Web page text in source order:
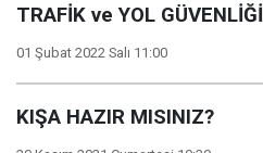
TRAFİK ve YOL GÜVENLİĞİ
01 Şubat 2022 Salı 11:00
KIŞA HAZIR MISINIZ?